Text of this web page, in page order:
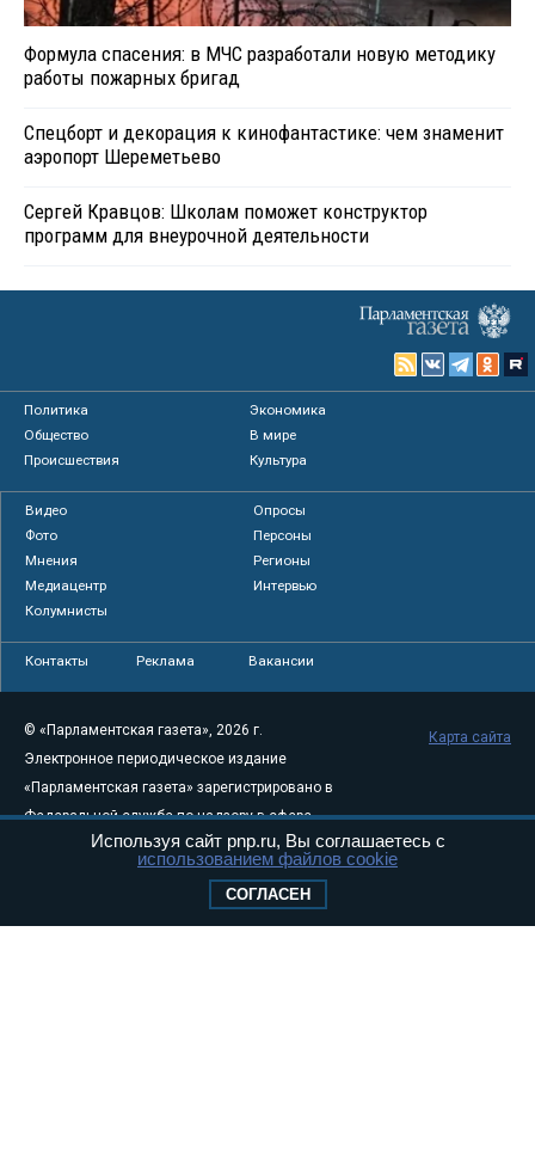
Формула спасения: в МЧС разработали новую методику
работы пожарных бригад
Спецборт и декорация к кинофантастике: чем знаменит
аэропорт Шереметьево
Сергей Кравцов: Школам поможет конструктор
программ для внеурочной деятельности
Политика
Экономика
Общество
В мире
Происшествия
Культура
Видео
Опросы
Фото
Персоны
Мнения
Регионы
Медиацентр
Интервью
Колумнисты
Контакты Реклама Вакансии
© «Парламентская газета», 2026 г.
Электронное периодическое издание
«Парламентская газета» зарегистрировано в
Федеральной службе по надзору в сфере
связи, информационных технологий и
массовых коммуникаций (Роскомнадзор) 05
Свидетельство о регистрации Эл № ФС77-
Карта сайта
Используя сайт pnp.ru, Вы соглашаетесь с
использованием файлов cookie
СОГЛАСЕН